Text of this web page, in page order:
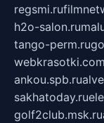
regsmi.ru
h2o-salon.ru
tango-perm.ru
webkrasotki.com
ankou.spb.ru
sakhatoday.ru
golf2club.msk.ru